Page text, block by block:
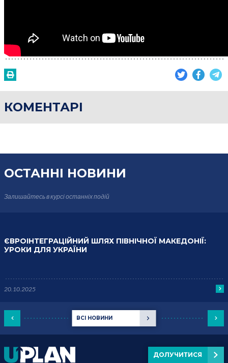
КОМЕНТАРІ
ОСТАННІ НОВИНИ
Залишайтесь в курсіостанніх подій
ВСІ НОВИНИ
ЄВРОІНТЕГРАЦІЙНИЙ ШЛЯХ ПІВНІЧНОЇ МАКЕДОНІЇ:
УРОКИ ДЛЯ УКРАЇНИ
20.10.2025
ДОЛУЧИТИСЯ